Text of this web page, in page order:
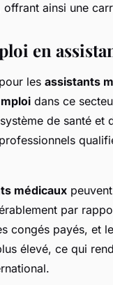
ainsi une
en
pour les assistants
dans ce
de santé
médicaux
par
congés payés, et
élevé, ce qui